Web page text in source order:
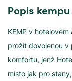
Popis kempu
KEMP v
prožít dovolenou v
komfortu, jenž
místo jak pro